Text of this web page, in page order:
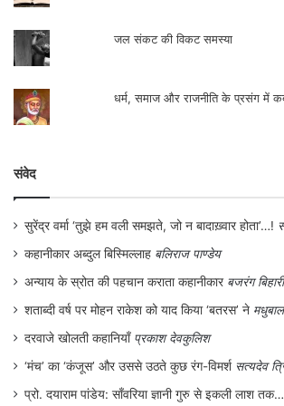
गंगा रिवर नेविगेशन एक्ट 1867 द्वारा
जलजीवन व अधिकारों को नियंत्रित
है
स्वतन्त्र भारत में भी सरकार व समाज
जल संकट की विकट समस्या
धर्म, समाज और राजनीति के प्रसंग में
संवेद
सुरेंद्र वर्मा ‘तुझे हम वली समझते, जो न बादाख़्वार होता’…!
कहानीकार अब्दुल बिस्मिल्लाह बलिराज पाण्डेय
अन्याय के स्रोत की पहचान कराता कहानीकार बजरंग
शताब्दी वर्ष पर मोहन राकेश को याद किया ‘बतरस’ ने
दरवाजे खोलती कहानियाँ प्रकाश देवकुलिश
‘मंच’ का ‘कंजूस’ और उससे उठते कुछ रंग-विमर्श सत्यदेव
प्रो. दयाराम पांडेय: साँवरिया ज्ञानी गुरु से इकली लाश